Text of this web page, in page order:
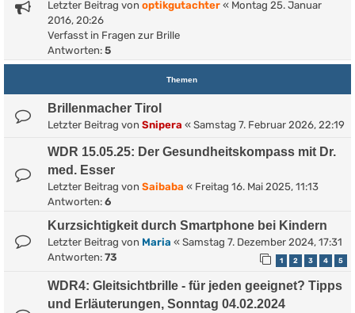
Letzter Beitrag von optikgutachter « Montag 25. Januar
2016, 20:26
Verfasst in Fragen zur Brille
Antworten: 5
Themen
Brillenmacher Tirol
Letzter Beitrag von Snipera « Samstag 7. Februar 2026, 22:19
WDR 15.05.25: Der Gesundheitskompass mit Dr.
med. Esser
Letzter Beitrag von Saibaba « Freitag 16. Mai 2025, 11:13
Antworten: 6
Kurzsichtigkeit durch Smartphone bei Kindern
Letzter Beitrag von Maria « Samstag 7. Dezember 2024, 17:31
Antworten: 73 1 2 3 4 5
WDR4: Gleitsichtbrille - für jeden geeignet? Tipps
und Erläuterungen, Sonntag 04.02.2024